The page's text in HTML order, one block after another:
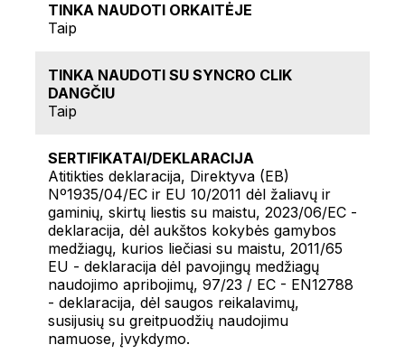
TINKA NAUDOTI ORKAITĖJE
Taip
TINKA NAUDOTI SU SYNCRO CLIK
DANGČIU
Taip
SERTIFIKATAI/DEKLARACIJA
Atitikties deklaracija, Direktyva (EB)
Nº1935/04/EC ir EU 10/2011 dėl žaliavų ir
gaminių, skirtų liestis su maistu, 2023/06/EC -
deklaracija, dėl aukštos kokybės gamybos
medžiagų, kurios liečiasi su maistu, 2011/65
EU - deklaracija dėl pavojingų medžiagų
naudojimo apribojimų, 97/23 / EC - EN12788
- deklaracija, dėl saugos reikalavimų,
susijusių su greitpuodžių naudojimu
namuose, įvykdymo.